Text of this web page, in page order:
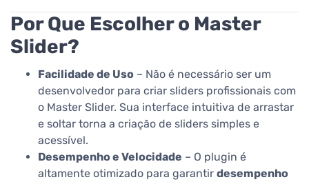
Por Que Escolher o Master
Slider?
Facilidade de Uso – Não é necessário ser um
desenvolvedor para criar sliders profissionais com
o Master Slider. Sua interface intuitiva de arrastar
e soltar torna a criação de sliders simples e
acessível.
Desempenho e Velocidade – O plugin é
altamente otimizado para garantir desempenho